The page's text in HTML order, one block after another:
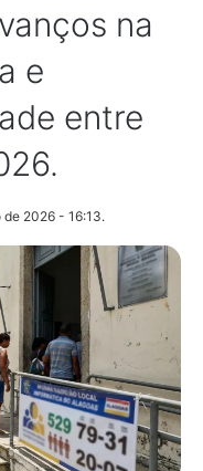
na
e
entre
de 2026 - 16:13.